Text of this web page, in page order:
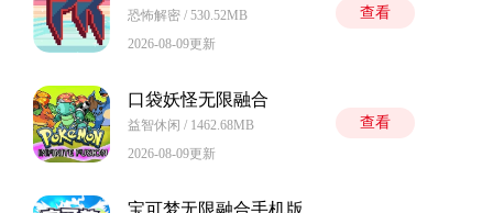
恐怖解密 / 530.52MB
2026-08-09更新
查看
口袋妖怪无限融合
益智休闲 / 1462.68MB
2026-08-09更新
查看
宝可梦无限融合手机版